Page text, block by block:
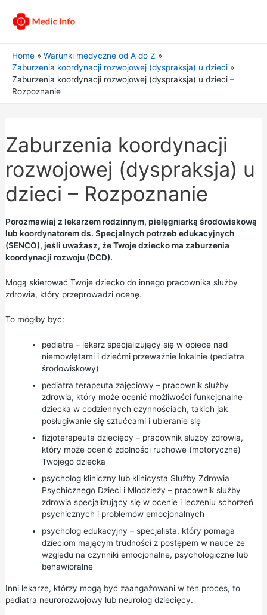
Home
Warunki medyczne od A do Z
Zaburzenia koordynacji rozwojowej (dyspraksja) u dzieci
Zaburzenia koordynacji rozwojowej (dyspraksja) u dzieci –
Rozpoznanie
Zaburzenia koordynacji
rozwojowej (dyspraksja) u
dzieci – Rozpoznanie
Porozmawiaj z lekarzem rodzinnym, pielęgniarką środowiskową
lub koordynatorem ds. Specjalnych potrzeb edukacyjnych
(SENCO), jeśli uważasz, że Twoje dziecko ma zaburzenia
koordynacji rozwoju (DCD).
Mogą skierować Twoje dziecko do innego pracownika służby
zdrowia, który przeprowadzi ocenę.
To mógłby być:
pediatra – lekarz specjalizujący się w opiece nad
niemowlętami i dziećmi przeważnie lokalnie (pediatra
środowiskowy)
pediatra terapeuta zajęciowy – pracownik służby
zdrowia, który może ocenić możliwości funkcjonalne
dziecka w codziennych czynnościach, takich jak
posługiwanie się sztućcami i ubieranie się
fizjoterapeuta dziecięcy – pracownik służby zdrowia,
który może ocenić zdolności ruchowe (motoryczne)
Twojego dziecka
psycholog kliniczny lub klinicysta Służby Zdrowia
Psychicznego Dzieci i Młodzieży – pracownik służby
zdrowia specjalizujący się w ocenie i leczeniu schorzeń
psychicznych i problemów emocjonalnych
psycholog edukacyjny – specjalista, który pomaga
dzieciom mającym trudności z postępem w nauce ze
względu na czynniki emocjonalne, psychologiczne lub
behawioralne
Inni lekarze, którzy mogą być zaangażowani w ten proces, to
pediatra neurorozwojowy lub neurolog dziecięcy.